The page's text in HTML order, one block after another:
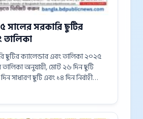
সালের সরকারি ছুটির
তালিকা
ছুটির ক্যালেন্ডার এবং তালিকা ২০২৫
তালিকা অনুযায়ী, মোট ২৬ দিন ছুটি
সাধারণ ছুটি এবং ১৪ দিন নির্বাহী
হয়েছে। তবে, ১২...